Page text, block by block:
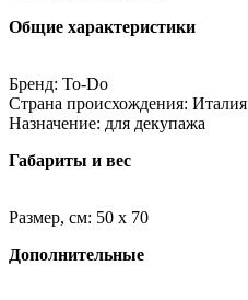
Общие характеристики
Бренд: To-Do
Страна происхождения: Италия
Назначение: для декупажа
Габариты и вес
Размер, см: 50 x 70
Дополнительные